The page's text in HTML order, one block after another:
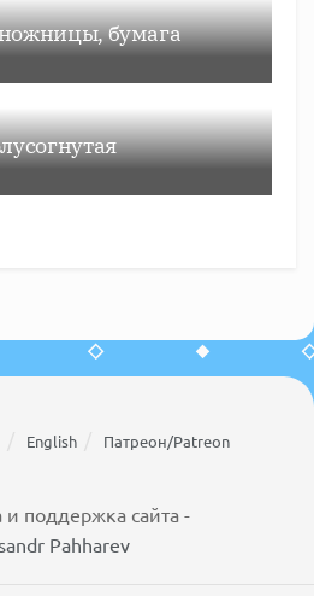
бумага
English Патреон/Patreon
и поддержка сайта -
Pahharev